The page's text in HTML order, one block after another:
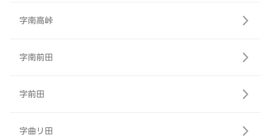
字南高峠
字南前田
字前田
字曲リ田